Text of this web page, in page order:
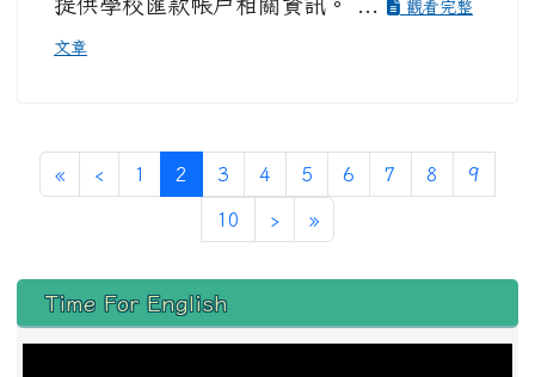
觀看完整
文章
«第一頁
‹ 上一頁
1 2 (目前頁次)
3 4 5 6 7 8 9
10 ›下一頁
»最後頁
左邊區域內容
Time For English